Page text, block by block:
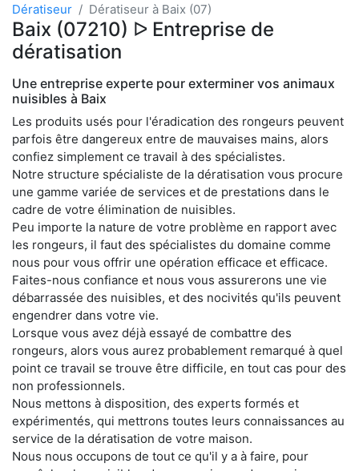
Dératiseur Dératiseur à Baix (07)
Baix (07210) ᐅ Entreprise de
dératisation
Une entreprise experte pour exterminer vos animaux
nuisibles à Baix
Les produits usés pour l'éradication des rongeurs peuvent
parfois être dangereux entre de mauvaises mains, alors
confiez simplement ce travail à des spécialistes.
Notre structure spécialiste de la dératisation vous procure
une gamme variée de services et de prestations dans le
cadre de votre élimination de nuisibles.
Peu importe la nature de votre problème en rapport avec
les rongeurs, il faut des spécialistes du domaine comme
nous pour vous offrir une opération efficace et efficace.
Faites-nous confiance et nous vous assurerons une vie
débarrassée des nuisibles, et des nocivités qu'ils peuvent
engendrer dans votre vie.
Lorsque vous avez déjà essayé de combattre des
rongeurs, alors vous aurez probablement remarqué à quel
point ce travail se trouve être difficile, en tout cas pour des
non professionnels.
Nous mettons à disposition, des experts formés et
expérimentés, qui mettrons toutes leurs connaissances au
service de la dératisation de votre maison.
Nous nous occupons de tout ce qu'il y a à faire, pour